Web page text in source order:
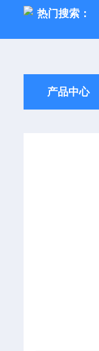
热门搜索：
产品中心